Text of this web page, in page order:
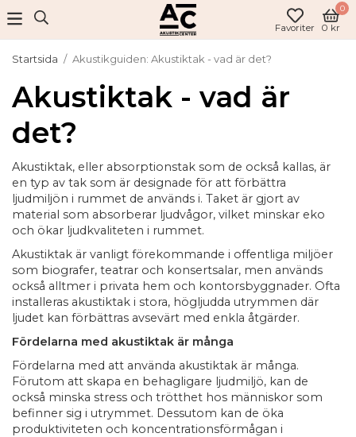
Favoriter
0
0 kr
Startsida / Akustikguiden: Akustiktak - vad är det?
Akustiktak - vad är
det?
Akustiktak, eller absorptionstak som de också kallas, är
en typ av tak som är designade för att förbättra
ljudmiljön i rummet de används i. Taket är gjort av
material som absorberar ljudvågor, vilket minskar eko
och ökar ljudkvaliteten i rummet.
Akustiktak är vanligt förekommande i offentliga miljöer
som biografer, teatrar och konsertsalar, men används
också alltmer i privata hem och kontorsbyggnader. Ofta
installeras akustiktak i stora, högljudda utrymmen där
ljudet kan förbättras avsevärt med enkla åtgärder.
Fördelarna med akustiktak är många
Fördelarna med att använda akustiktak är många.
Förutom att skapa en behagligare ljudmiljö, kan de
också minska stress och trötthet hos människor som
befinner sig i utrymmet. Dessutom kan de öka
produktiviteten och koncentrationsförmågan i